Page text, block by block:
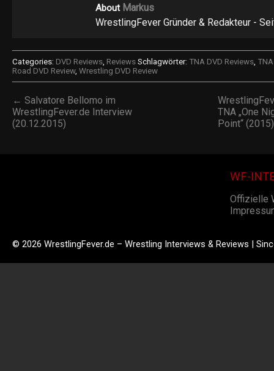
About Markus
WrestlingFever Gründer & Redakteur -
Categories: DVD Reviews Reviews Schlagwörter: TNA DVD Reviews
Road DVD Review, Wrestling DVD Review
← Salvatore Bellomo im
WrestlingFever.de Interview
(20.12.2015)
TNA „One
Point“
WF-
Offizielle
© 2026 WrestlingFever.de – Wrestling Interviews & Reviews |